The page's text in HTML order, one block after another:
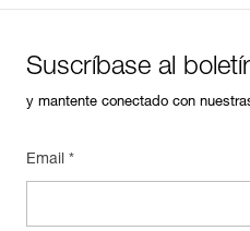
Suscríbase al
y mantente conectado con
Email *